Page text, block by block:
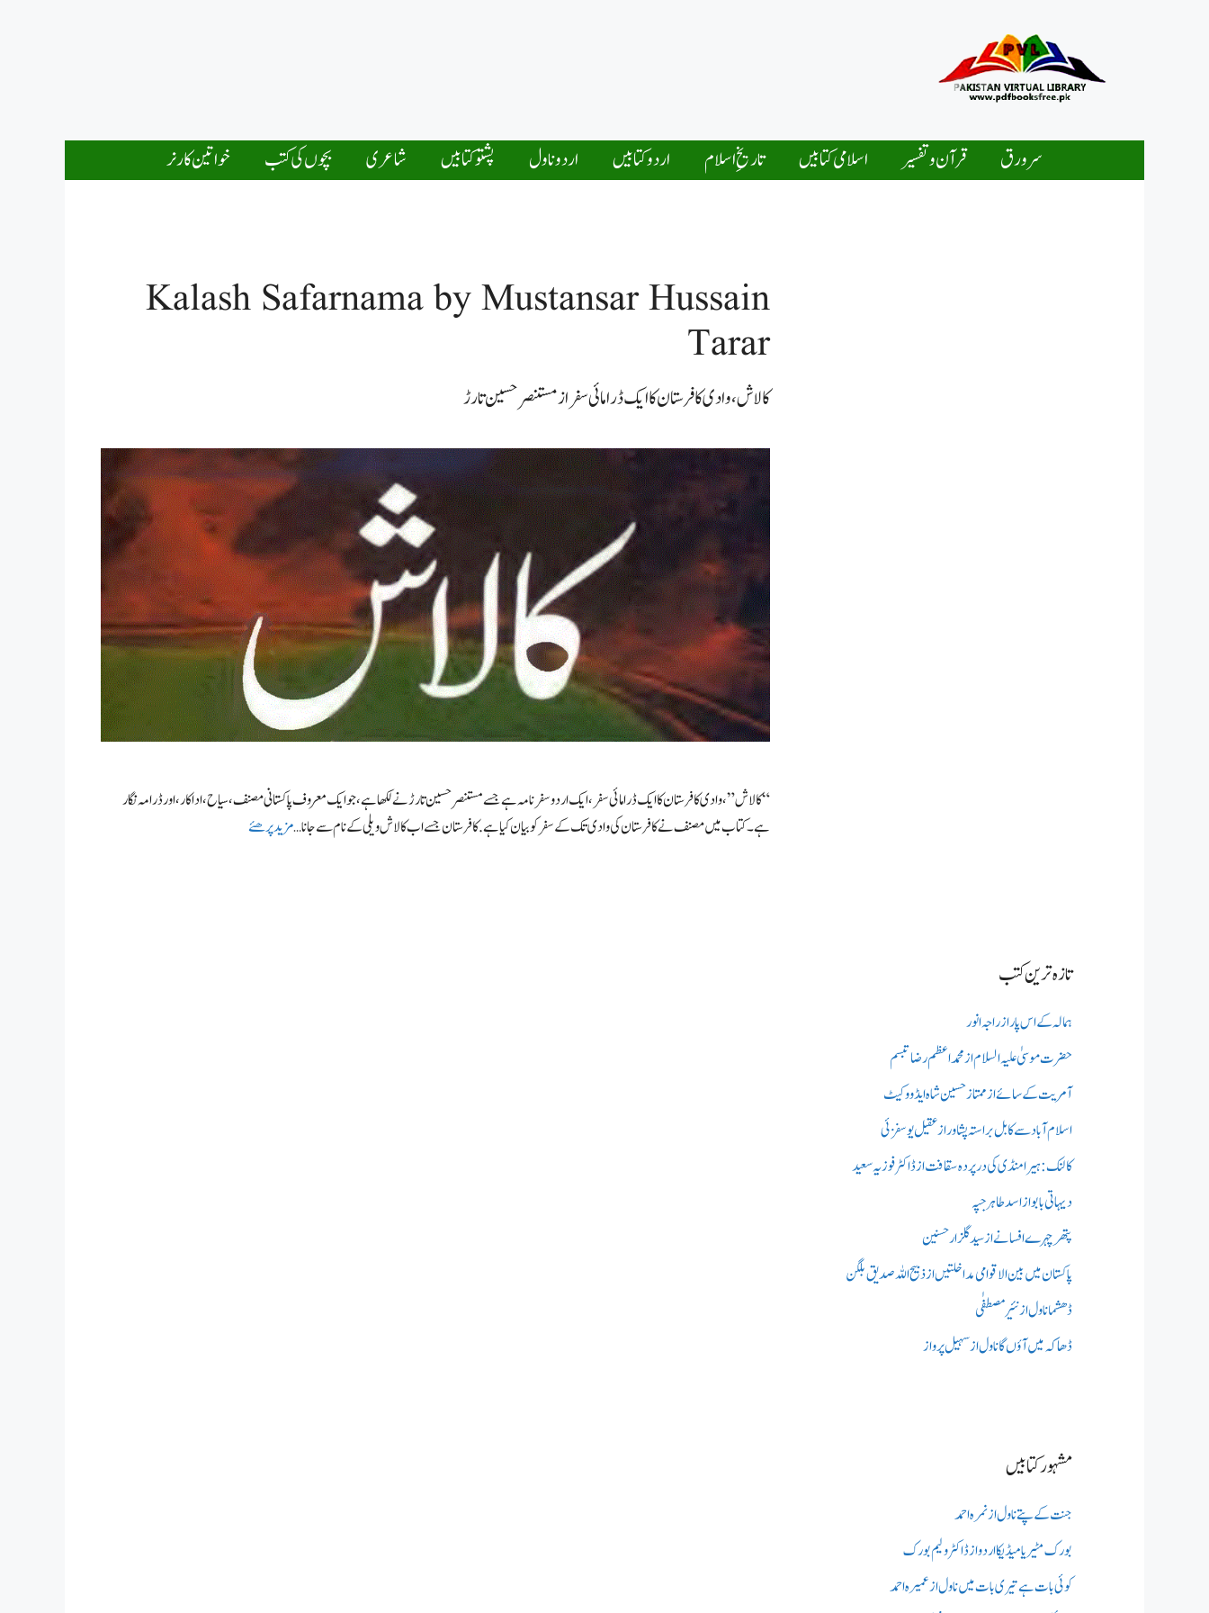
سرورق قرآن و تفسیر اسلامی کتابیں تاریخِ اسلام اردو کتابیں اردو ناول پشتو کتابیں شاعری بچوں کی کتب خواتین کارنر
Kalash Safarnama by Mustansar Hussain
Tarar
کالاش، وادی کافرستان کا ایک ڈرامائی سفر از مستنصرحسین تارڑ
“کالاش”، وادی کافرستان کا ایک ڈرامائی سفر، ایک اردو سفرنامہ ہے جسے مستنصر حسین تارڑ نے لکھا ہے، جو ایک معروف پاکستانی مصنف،سیاح، اداکار، اور ڈرامہ نگار
ہے۔ کتاب میں مصنف نے کافرستان کی وادی تک کے سفر کو بیان کیا ہے.کافرستان جسے اب کالاش ویلی کے نام سے جانا …مزید پرھئے
تازہ ترین کتب
ہمالہ کے اس پار از راجہ انور
حضرت موسیٰ علیہ السلام از محمد اعظم رضا تبسم
آمریت کے سائے از ممتاز حسین شاہ ایڈووکیٹ
اسلام آباد سے کابل براستہ پشاور از عقیل یوسفزئی
کالنک: ہیرا منڈی کی در پردہ سقافت از ڈاکٹر فوزیہ سعید
دیہاتی بابو از اسد طاہر جپہ
پتھر چہرے افسانے از سید گلزار حسنین
پاکستان میں بین الاقوامی مداخلتیں از ذبیح اللہ صدیق بلگن
ڈھشما ناول از نئیر مصطفٰی
ڈھاکہ میں آؤں گا ناول از سہیل پرواز
مشہور کتابیں
جنت کے پتے ناول از نمرہ احمد
بورک مٹیریا میڈیکااردو از ڈاکٹر ولیم بورک
کوئی بات ہے تیری بات میں ناول از عمیرہ احمد